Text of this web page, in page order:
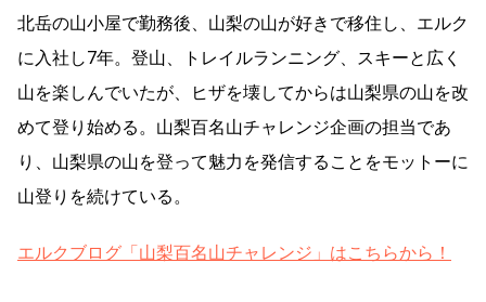
北岳の山小屋で勤務後、山梨の山が好きで移住し、エルク
に入社し7年。登山、トレイルランニング、スキーと広く
山を楽しんでいたが、ヒザを壊してからは山梨県の山を改
めて登り始める。山梨百名山チャレンジ企画の担当であ
り、山梨県の山を登って魅力を発信することをモットーに
山登りを続けている。
エルクブログ「山梨百名山チャレンジ」はこちらから！